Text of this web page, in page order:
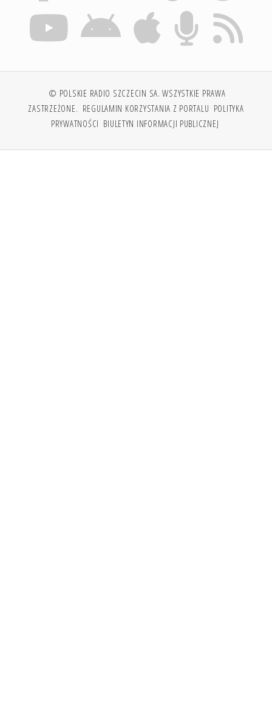
© POLSKIE RADIO SZCZECIN SA. WSZYSTKIE PRAWA
ZASTRZEŻONE. REGULAMIN KORZYSTANIA Z PORTALU POLITYKA
PRYWATNOŚCI BIULETYN INFORMACJI PUBLICZNEJ